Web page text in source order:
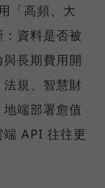
「高頻、大
資料是否被
長期費用開
規、智慧財
端部署愈值
API 往往更